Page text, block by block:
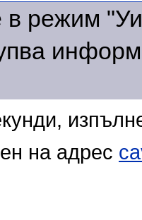
режим
на адрес